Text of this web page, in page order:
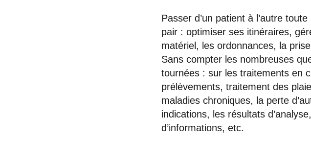
Passer d’un patient à l’autre
pair : optimiser ses itinéraires,
matériel, les ordonnances, la
Sans compter les nombreuses
tournées : sur les traitements en
prélèvements, traitement des
maladies chroniques, la perte
indications, les résultats
d’informations, etc.